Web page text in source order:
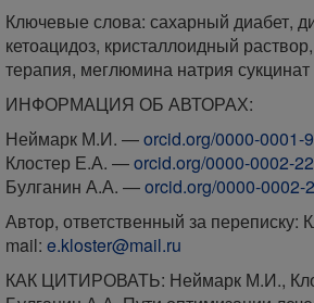
Ключевые слова: сахарный диабет,
кетоацидоз, кристаллоидный
терапия, меглюмина натрия
ИНФОРМАЦИЯ ОБ АВТОРАХ:
Неймарк М.И. —orcid.org/0000-0001-
Клостер Е.А. —orcid.org/0000-0002-
Булганин А.А. —orcid.org/0000-0002-
Автор, ответственный за
mail: e.kloster@mail.ru
КАК ЦИТИРОВАТЬ: Неймарк М.И.,